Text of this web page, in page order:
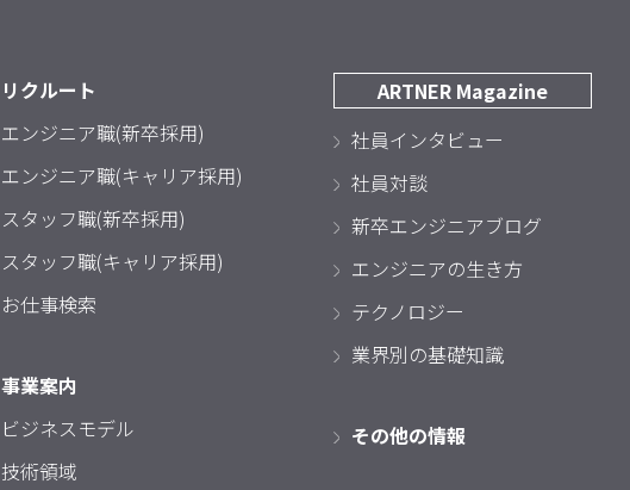
リクルート
エンジニア職(新卒採用)
エンジニア職(キャリア採用)
スタッフ職(新卒採用)
スタッフ職(キャリア採用)
お仕事検索
事業案内
ビジネスモデル
技術領域
ARTNER Magazine
社員インタビュー
社員対談
新卒エンジニアブログ
エンジニアの生き方
テクノロジー
業界別の基礎知識
その他の情報